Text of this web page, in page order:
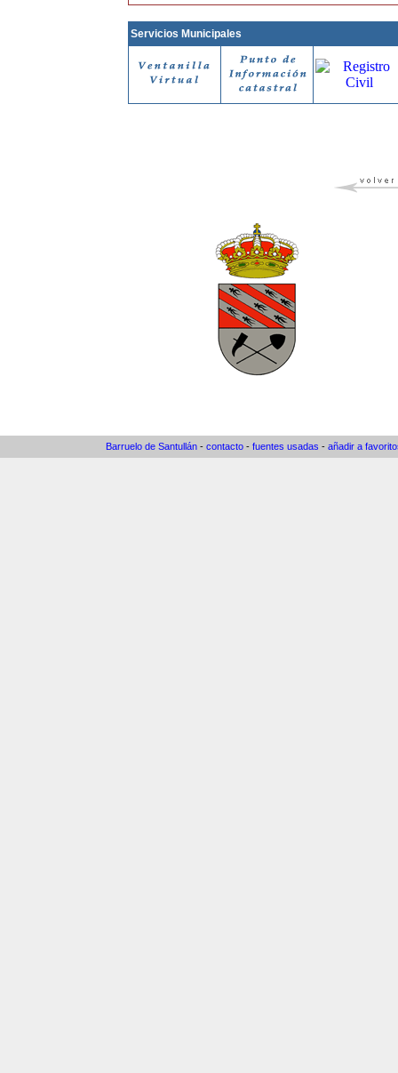
Servicios Municipales
Barruelo de Santullán - contacto - fuentes usadas - añadir a